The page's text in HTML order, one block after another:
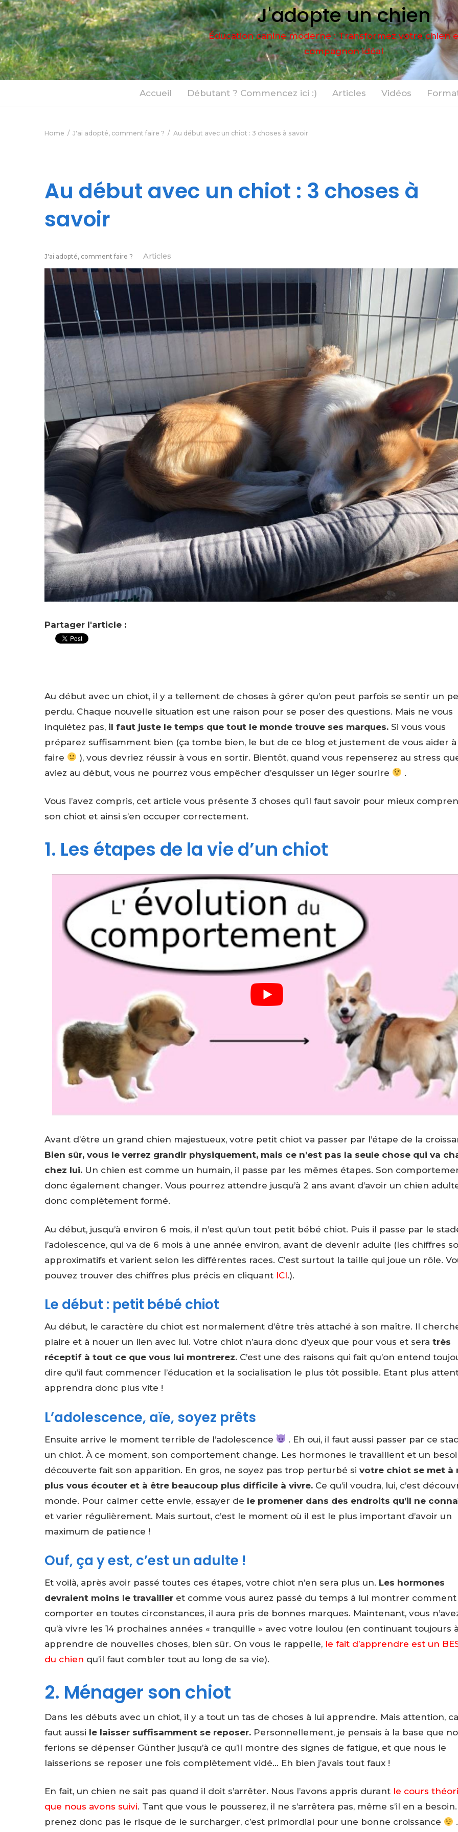
J'adopte un chien
Éducation canine moderne : Transformez votre chien
compagnon idéal
Accueil Débutant ? Commencez ici :) Articles Vidéos
Home J'ai adopté, comment faire ? Au début avec un chiot : 3 choses à savoir
Au début avec un chiot : 3 choses à
savoir
J'ai adopté, comment faire ? Articles
Partager l'article :
Au début avec un chiot, il y a tellement de choses à gérer qu’on peut parfois se sentir un
perdu. Chaque nouvelle situation est une raison pour se poser des questions. Mais ne vous
inquiétez pas, il faut juste le temps que tout le monde trouve ses marques. Si vous vous
préparez suffisamment bien (ça tombe bien, le but de ce blog et justement de vous aider
faire
), vous devriez réussir à vous en sortir. Bientôt, quand vous repenserez au stress
aviez au début, vous ne pourrez vous empêcher d’esquisser un léger sourire
.
Vous l’avez compris, cet article vous présente 3 choses qu’il faut savoir pour mieux
son chiot et ainsi s’en occuper correctement.
1. Les étapes de la vie d’un chiot
Avant d’être un grand chien majestueux, votre petit chiot va passer par l’étape de la
Bien sûr, vous le verrez grandir physiquement, mais ce n’est pas la seule chose qui va
chez lui. Un chien est comme un humain, il passe par les mêmes étapes. Son
donc également changer. Vous pourrez attendre jusqu’à 2 ans avant d’avoir un chien
donc complètement formé.
Au début, jusqu’à environ 6 mois, il n’est qu’un tout petit bébé chiot. Puis il passe par le
l’adolescence, qui va de 6 mois à une année environ, avant de devenir adulte (les chiffres
approximatifs et varient selon les différentes races. C’est surtout la taille qui joue un rôle.
pouvez trouver des chiffres plus précis en cliquant ICI.).
Le début : petit bébé chiot
Au début, le caractère du chiot est normalement d’être très attaché à son maître. Il
plaire et à nouer un lien avec lui. Votre chiot n’aura donc d’yeux que pour vous et sera très
réceptif à tout ce que vous lui montrerez. C’est une des raisons qui fait qu’on entend
dire qu’il faut commencer l’éducation et la socialisation le plus tôt possible. Etant plus
apprendra donc plus vite !
L’adolescence, aïe, soyez prêts
Ensuite arrive le moment terrible de l’adolescence
. Eh oui, il faut aussi passer par ce
un chiot. À ce moment, son comportement change. Les hormones le travaillent et un
découverte fait son apparition. En gros, ne soyez pas trop perturbé si votre chiot se met à
plus vous écouter et à être beaucoup plus difficile à vivre. Ce qu’il voudra, lui, c’est
monde. Pour calmer cette envie, essayer de le promener dans des endroits qu’il ne
et varier régulièrement. Mais surtout, c’est le moment où il est le plus important d’avoir un
maximum de patience !
Ouf, ça y est, c’est un adulte !
Et voilà, après avoir passé toutes ces étapes, votre chiot n’en sera plus un. Les hormones
devraient moins le travailler et comme vous aurez passé du temps à lui montrer comment
comporter en toutes circonstances, il aura pris de bonnes marques. Maintenant, vous
qu’à vivre les 14 prochaines années « tranquille » avec votre loulou (en continuant toujours
apprendre de nouvelles choses, bien sûr. On vous le rappelle, le fait d’apprendre est un
du chien qu’il faut combler tout au long de sa vie).
2. Ménager son chiot
Dans les débuts avec un chiot, il y a tout un tas de choses à lui apprendre. Mais attention,
faut aussi le laisser suffisamment se reposer. Personnellement, je pensais à la base que
ferions se dépenser Günther jusqu’à ce qu’il montre des signes de fatigue, et que nous le
laisserions se reposer une fois complètement vidé… Eh bien j’avais tout faux !
En fait, un chien ne sait pas quand il doit s’arrêter. Nous l’avons appris durant le cours
que nous avons suivi. Tant que vous le pousserez, il ne s’arrêtera pas, même s’il en a
prenez donc pas le risque de le surcharger, c’est primordial pour une bonne croissance
.